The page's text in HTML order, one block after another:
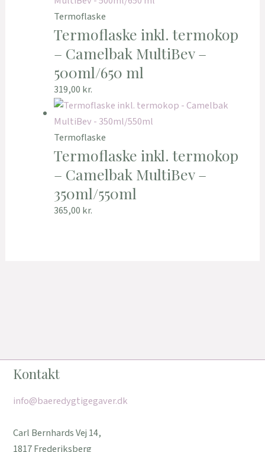
Termoflaske
Termoflaske inkl. termokop
– Camelbak MultiBev –
500ml/650 ml
319,00 kr.
Termoflaske
Termoflaske inkl. termokop
– Camelbak MultiBev –
350ml/550ml
365,00 kr.
Kontakt
info@baeredygtigegaver.dk
Carl Bernhards Vej 14,
1817 Frederiksberg